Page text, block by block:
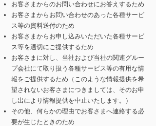
お客さまからのお問い合わせにお答えするため
お客さまからお問い合わせのあった各種サービ
ス等の資料送付のため
お客さまからお申し込みいただいた各種サービ
ス等を適切にご提供するため
お客さまに対し、当社および当社の関連グルー
プ会社にて取り扱う各種サービス等の有用な情
報をご提供するため（このような情報提供を希
望されないお客さまにつきましては、そのお申
し出により情報提供を中止いたします。）
その他、何らかの理由でお客さまへ連絡する必
要が生じたときのため